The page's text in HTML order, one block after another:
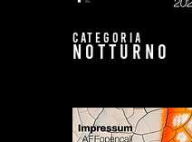
CATEGORIA
NOTTURNO